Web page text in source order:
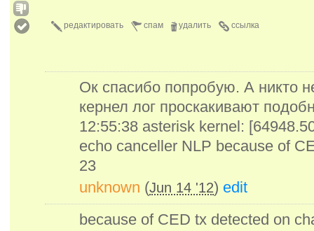
ссылка
удалить
спам
редактировать
Ок спасибо попробую. А никто
кернел лог проскакивают
12:55:38 asterisk kernel:
echo canceller NLP because of
23
unknown (Jun 14 '12) edit
because of CED tx detected on